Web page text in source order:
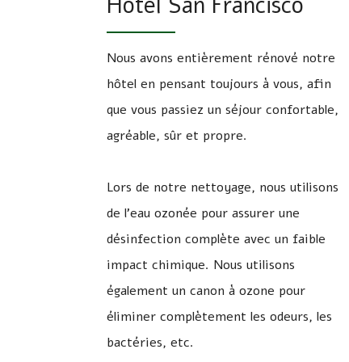
Nous avons entièrement rénové notre
hôtel en pensant toujours à vous, afin
que vous passiez un séjour confortable,
agréable, sûr et propre.
Lors de notre nettoyage, nous utilisons
de l’eau ozonée pour assurer une
désinfection complète avec un faible
impact chimique. Nous utilisons
également un canon à ozone pour
éliminer complètement les odeurs, les
bactéries, etc.